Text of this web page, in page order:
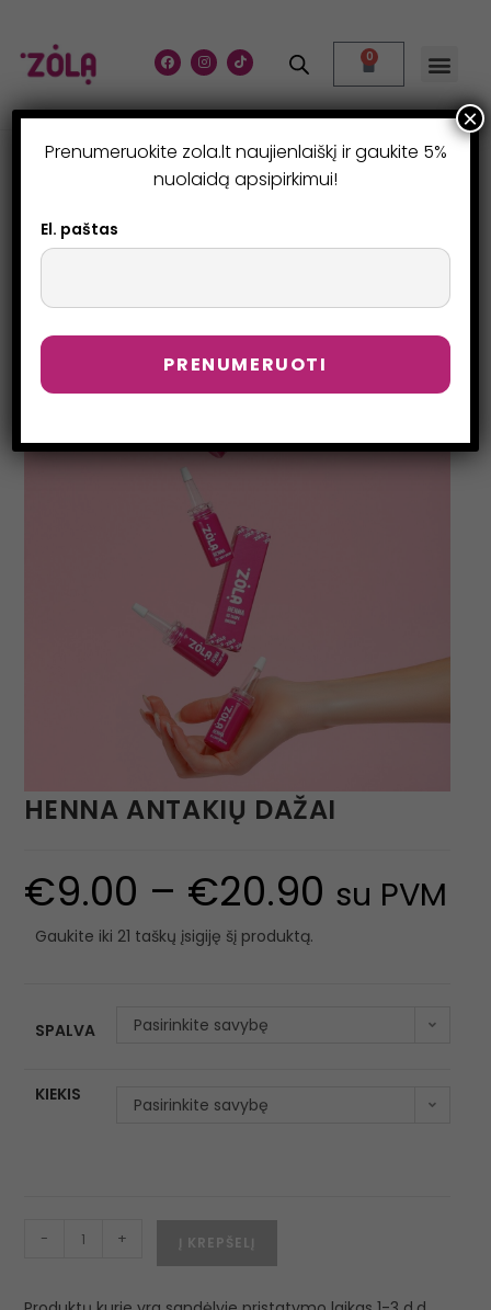
0
HENNA ANTAKIŲ DAŽAI
> Parduotuvė
HENNA ANTAKIŲ DAŽAI
€9.00 – €20.90 su PVM
Gaukite iki 21 taškų įsigiję šį produktą.
SPALVA Pasirinkite savybę
KIEKIS Pasirinkite savybę
- + Į KREPŠELĮ
Prenumeruokite zola.lt naujienlaiškį ir gaukite 5%
nuolaidą apsipirkimui!
El. paštas
×